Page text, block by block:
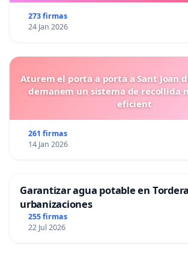
273 firmas
24 Jan 2026
Aturem el porta a porta a Sant Joan
demanem un sistema de recollida
eficient
261 firmas
14 Jan 2026
Garantizar agua potable en
urbanizaciones
255 firmas
22 Jul 2026